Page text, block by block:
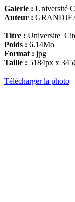
Galerie : Université
Auteur :
Titre :
Poids : 6.14Mo
Format : jpg
Taille : 5184px x
Télécharger la photo